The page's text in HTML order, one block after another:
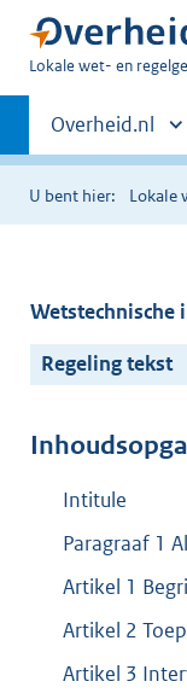
U
hier:
Lokale wet- en
Primaire
navigatie
Andere
sites
binnen
Overheid.nl
U bent hier: Lokale
Wetstechnische
Regeling tekst
Intitule
Paragraaf 1
Artikel 1
Artikel 2
Artikel 3